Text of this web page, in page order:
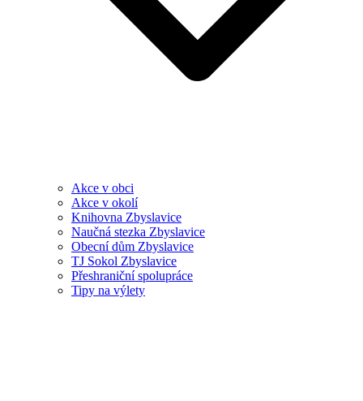
Akce v obci
Akce v okolí
Knihovna Zbyslavice
Naučná stezka Zbyslavice
Obecní dům Zbyslavice
TJ Sokol Zbyslavice
Přeshraniční spolupráce
Tipy na výlety